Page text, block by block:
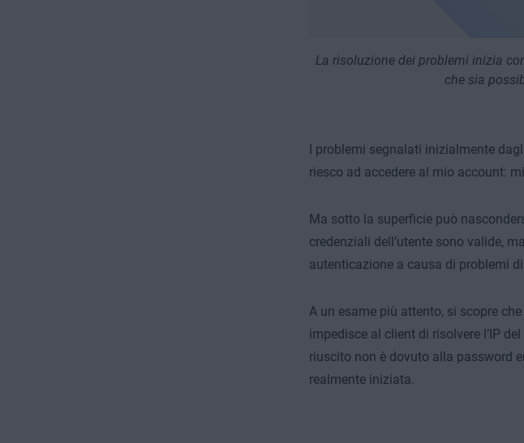
La risoluzione dei problemi inizia
che sia
I problemi segnalati inizialmente
riesco ad accedere al mio account:
Ma sotto la superficie può
credenziali dell’utente sono valide,
autenticazione a causa di problemi di
A un esame più attento, si scopre
impedisce al client di risolvere l’IP
riuscito non è dovuto alla password
realmente iniziata.